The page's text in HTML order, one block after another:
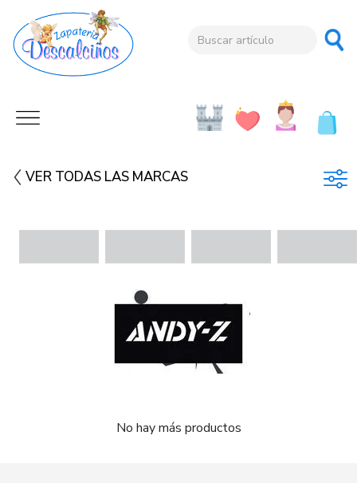
VER TODAS LAS MARCAS
No hay más productos